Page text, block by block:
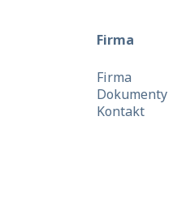
Firma
Firma
Dokumenty
Kontakt